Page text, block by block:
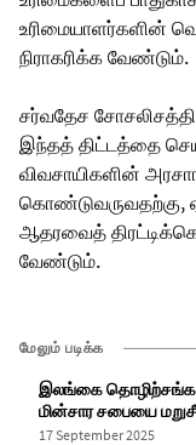
உரிமையாளர்களின்
நிராகரிக்க வேண்டும்.
சர்வதேச
இந்தத் திட்டத்தை
விவசாயிகளின்
கொண்டுவருவதற்கு,
ஆதரவைத்
வேண்டும்.
மேலும் படிக்க
இலங்கை
மின்சார சபையை
17 September 2025